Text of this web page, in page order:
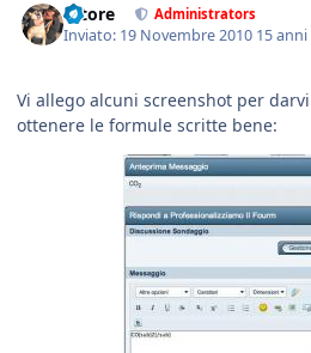
tatore Administrators
Inviato: 19 Novembre 2010 15 anni
Vi allego alcuni screenshot per
ottenere le formule scritte bene: